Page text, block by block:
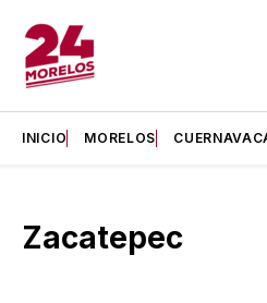
INICIO MORELOS
Zacatepec